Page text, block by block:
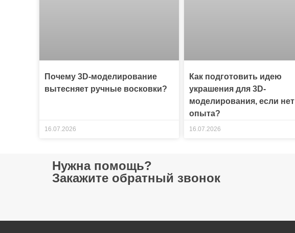
Почему 3D-моделирование
вытесняет ручные восковки?
16.07.2026
Как подготовить идею
украшения для 3D-
моделирования, если нет
опыта?
16.07.2026
Нужна помощь?
Закажите обратный звонок